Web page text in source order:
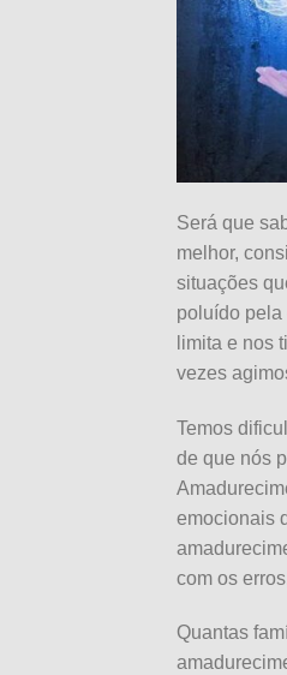
Será que
melhor,
situações
poluído pela
limita e nos
vezes
Temos
de que nós
emocionais
com os
Quantas